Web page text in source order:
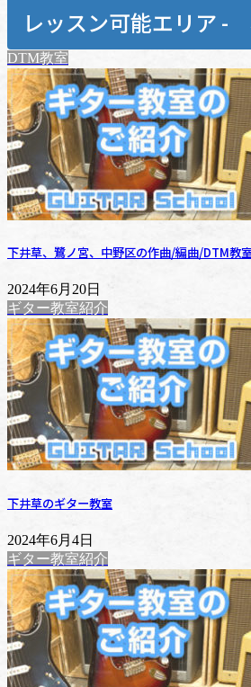
レッスン可能エリア -
DTM教室
下井草、鷺ノ宮、中野区の作曲/編曲/DTM教
2024年6月20日
ギター教室紹介
下井草のギター教室
2024年6月4日
ギター教室紹介